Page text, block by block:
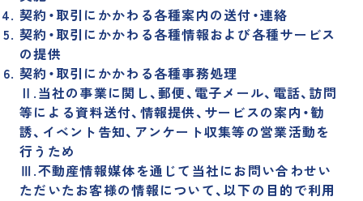
契約・取引にかかわる各種案内の送付・連絡
契約・取引にかかわる各種情報および各種サービス
の提供
契約・取引にかかわる各種事務処理
Ⅱ.当社の事業に関し、郵便、電子メール、電話、訪問
等による資料送付、情報提供、サービスの案内・勧
誘、イベント告知、アンケート収集等の営業活動を
行うため
Ⅲ.不動産情報媒体を通じて当社にお問い合わせい
ただいたお客様の情報について、以下の目的で利用